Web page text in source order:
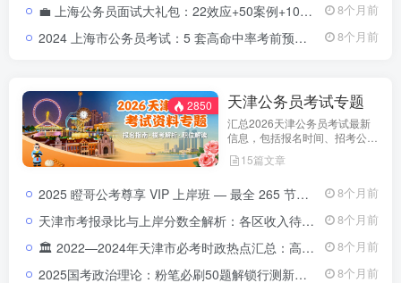
💼 上海公务员面试大礼包：22效应+50案例+100语句，助你面试高分逆袭！上海公务员面试大礼包｜高分答题思维导图+历年真题合集 8个月前
2024 上海市公务员考试：5 套高命中率考前预测卷&详解2024 上海公务员考试预测卷下载｜5 套考前真题强化训练 8个月前
2850 天津公务员考试专题
汇总2026天津公务员考试最新
信息，包括报名时间、招考公
告、职位表、笔试科目及行测申
论备考指南。通过政策解读和考
市考特点，合理安排备考计划，
15篇文章
2025 瞪哥公考尊享 VIP 上岸班 — 最全 265 节视频课程，助你一次性上岸！2025 瞪哥公考尊享 VIP 上岸班 — 最全 265 节视频课程，助你一次性上岸！ 8个月前
天津市考报录比与上岸分数全解析：各区收入待遇大盘点（2021-2024）天津市考报录比与上岸分数分析：2022-2024公务员各区收入待遇全解析 8个月前
🏛️ 2022—2024年天津市必考时政热点汇总：高频政策与重点事件全解析2022-2024年天津市时政热点汇总｜三年核心政策全解析 8个月前
2025国考政治理论：粉笔必刷50题解锁行测新增模块（涵盖江西、贵州、深圳、黑龙江、全国）2025国考政治理论必刷题解析（免费下载） 8个月前